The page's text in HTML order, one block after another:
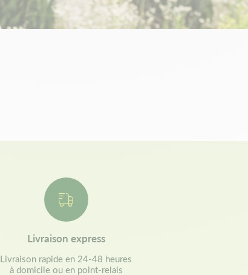
Livraison express
Livraison rapide en 24-48 heures
à domicile ou en point-relais